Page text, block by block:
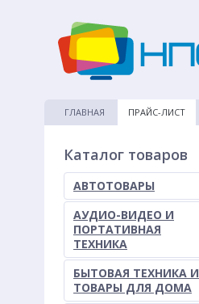
ГЛАВНАЯ ПРАЙС-ЛИСТ
Каталог товаров
АВТОТОВАРЫ
АУДИО-ВИДЕО И
ПОРТАТИВНАЯ
ТЕХНИКА
БЫТОВАЯ ТЕХНИКА И
ТОВАРЫ ДЛЯ ДОМА